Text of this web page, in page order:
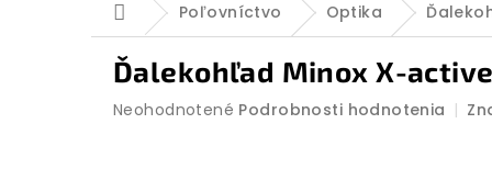
DomovPoľovníctvo Optika
Ďalekohľad Minox X-active
Priemerné
Neohodnotené Podrobnosti hodnotenia